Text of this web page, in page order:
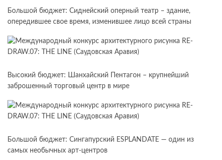
Большой бюджет: Сиднейский оперный театр – здание,
опередившее свое время, изменившее лицо всей страны
Высокий бюджет: Шанхайский Пентагон – крупнейший
заброшенный торговый центр в мире
Большой бюджет: Сингапурский ESPLANDATE — один из
самых необычных арт-центров